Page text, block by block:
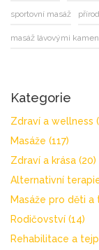
sportovní masáž
masáž lávovými
Kategorie
Zdraví a wellness
Masáže (117)
Zdraví a krása (20)
Alternativní
Masáže pro děti a
Rodičovství (14)
Rehabilitace a